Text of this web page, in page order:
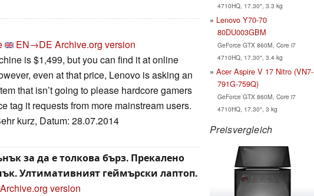
EN→DE Archive.org version
is $1,499, but you can find it at online
even at that price, Lenovo is asking an
that isn’t going to please hardcore gamers
tag it requests from more mainstream users.
kurz, Datum: 28.07.2014
за да е толкова бърз. Прекалено
Ултимативният геймърски лаптоп.
Archive.org version
4710HQ, 17.30", 3.3 kg
Lenovo Y70-70
80DU003GBM
GeForce GTX 860M, Core i7
4710HQ, 17.30", 3.4 kg
Acer Aspire V 17 Nitro (VN7-
791G-759Q)
GeForce GTX 860M, Core i7
4710HQ, 17.30", 3 kg
Preisvergleich